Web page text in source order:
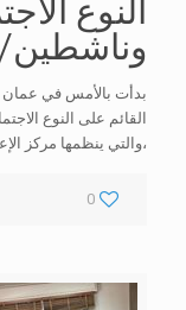
النوع
بدأت بالأمس في عمان /
القائم على النوع
،والتي ينظمها مركز
0